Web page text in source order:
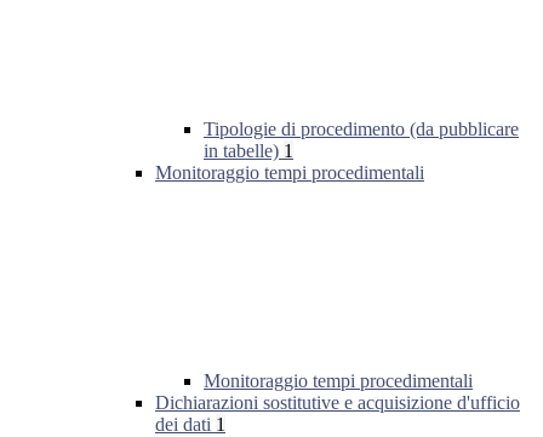
Tipologie di procedimento (da pubblicare
in tabelle) 1
Monitoraggio tempi procedimentali
Monitoraggio tempi procedimentali
Dichiarazioni sostitutive e acquisizione d'ufficio
dei dati 1